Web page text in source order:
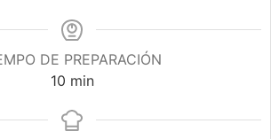
DE PREPARACIÓN
10minutos
min